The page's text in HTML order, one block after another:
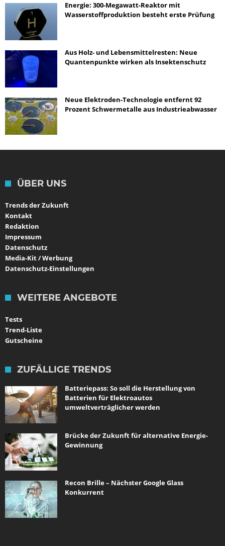
Energie: 300-Megawatt-Reaktor mit
Wasserstoffproduktion besteht erste Prüfung
Aus Holz- und Lebensmittelresten: Neue
Quantenpunkte wirken als Insektenschutz
Neue Elektroden-Technologie entfernt 92
Prozent Schwermetalle aus Industrieabwasser
ÜBER UNS
Trends der Zukunft
Kontakt
Redaktion
Impressum
Datenschutz
Media-Kit / Werbung
Datenschutz-Einstellungen
WEITERE ANGEBOTE
Tests
Trend-Liste
Gutscheine
ZUFÄLLIGE TRENDS
Batteriepass: So soll die Herstellung von
Batterien für Elektroautos
umweltverträglicher werden
Brücke der Zukunft für alternative Energie-
Gewinnung
Recon Brille – Nächster Google Glass
Konkurrent